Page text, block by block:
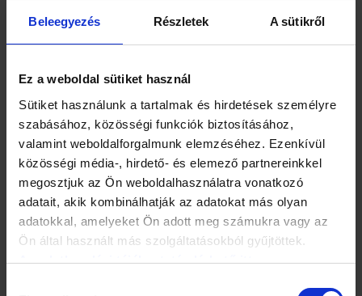
Beleegyezés Részletek A sütikről
Ez a weboldal sütiket használ
Sütiket használunk a tartalmak és hirdetések személyre
szabásához, közösségi funkciók biztosításához,
valamint weboldalforgalmunk elemzéséhez. Ezenkívül
közösségi média-, hirdető- és elemező partnereinkkel
megosztjuk az Ön weboldalhasználatra vonatkozó
adatait, akik kombinálhatják az adatokat más olyan
adatokkal, amelyeket Ön adott meg számukra vagy az
Ön által használt más szolgáltatásokból gyűjtöttek.
Az adatkezelési tájékoztató elérhető itt.
Egy kis odafigyelés is sokat számít!
Ha visszeres problémáink vannak és megtehetjük, érdemes
olyan foglalkozást választani, ami megenged egy kis sétát
munka közben, és fizikailag sem megterhelő. Ha irodai
munkát végzünk, mozgassuk át a lábainkat óránként az
asztal alatt, ha pedig sokat kell egyhelyben állnunk,
végezzünk pár guggolást vagy hintázzunk a testünkkel
előre-hátra. Már ezzel a kis odafigyeléssel sokat tehetünk
azért, hogy a munkából hazaérve ne érezzünk fájdalmat,
zsibbadást és elkerüljük vagy enyhítsük a panaszokat.